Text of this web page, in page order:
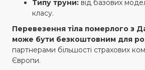
Типу труни:від базових
класу.
Перевезення тіла померлого з
може бути безкоштовним для
партнерами більшості страхових
Європи.